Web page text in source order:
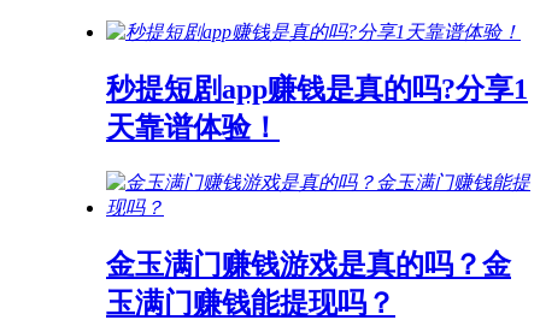
秒提短剧app赚钱是真的吗?分享1
天靠谱体验！
金玉满门赚钱游戏是真的吗？金
玉满门赚钱能提现吗？